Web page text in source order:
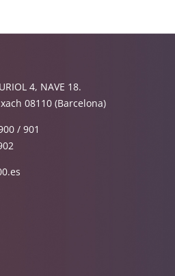
4, NAVE 18.
08110 (Barcelona)
/901